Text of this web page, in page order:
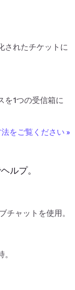
されたチケットに
を1つの受信箱に
をご覧ください »
ルプ。
ャットを使用。